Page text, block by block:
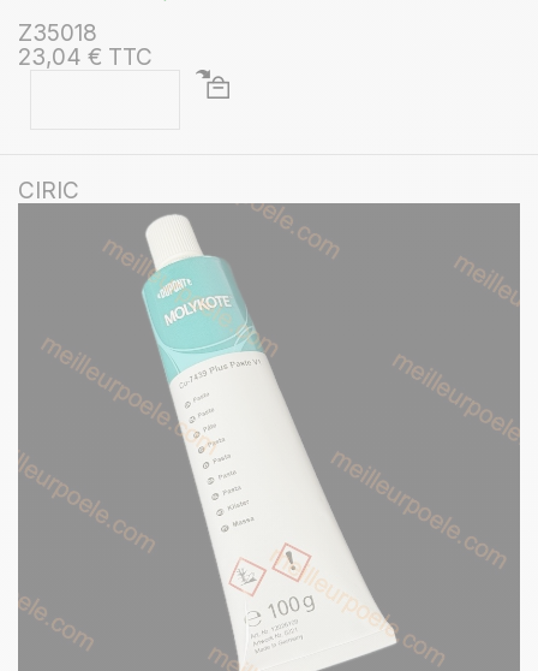
Z35018
23,04 € TTC
CIRIC